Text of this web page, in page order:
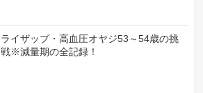
ライザップ・高血圧オヤジ53～54歳の挑
戦※減量期の全記録！